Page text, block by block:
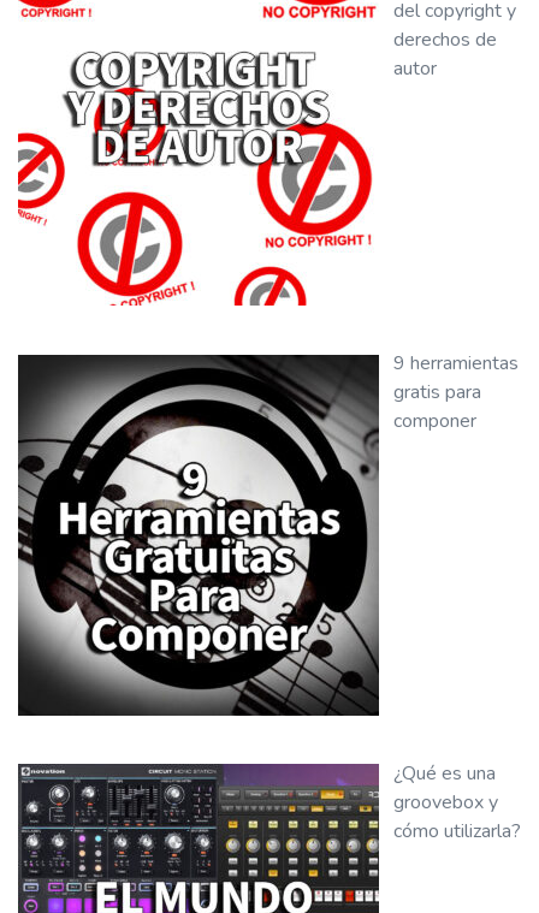
del copyright y
derechos de
autor
9 herramientas
gratis para
componer
¿Qué es una
groovebox y
cómo utilizarla?